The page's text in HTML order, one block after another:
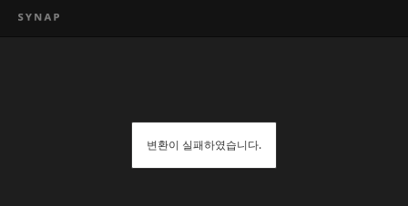
변환이 실패하였습니다.